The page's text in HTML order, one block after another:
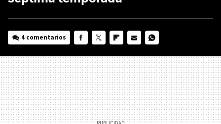
4 comentarios
MAIL